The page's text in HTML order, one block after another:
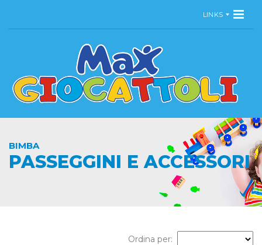
LINKS
BIMBA
PASSEGGINI E ACCESSORI
Ordina per: